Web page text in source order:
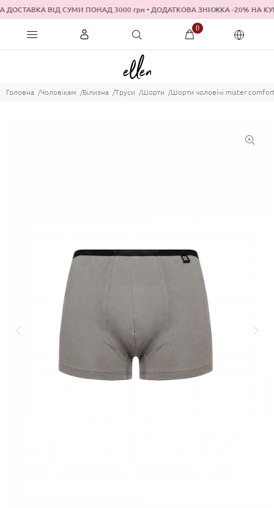
ДОСТАВКА ВІД СУМИ ПОНАД 3000 грн • ДОДАТКОВА ЗНИЖКА -20%
0
Головна Чоловікам Білизна Труси Шорти Шорти чоловічі mister